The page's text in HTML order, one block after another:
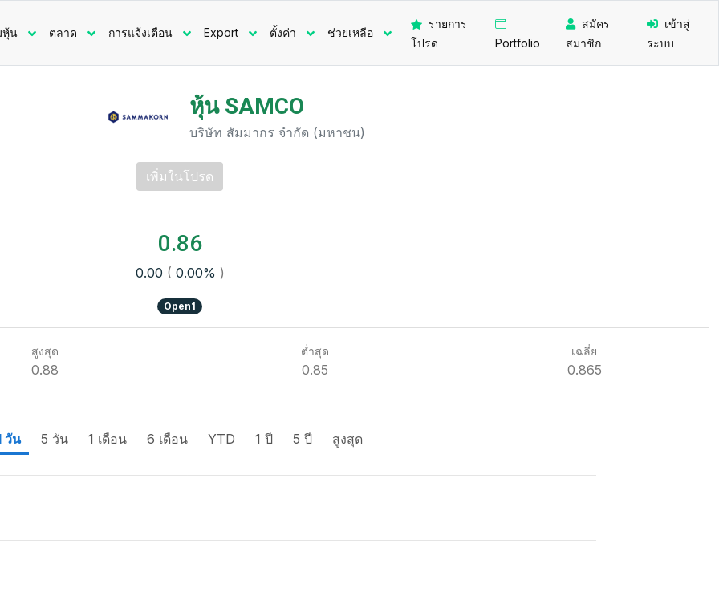
หุ้น ตลาด การแจ้งเตือน Export ตั้งค่า ช่วยเหลือ
รายการ
โปรด
Portfolio
สมัคร
สมาชิก
เข้าสู่
ระบบ
หุ้น SAMCO
บริษัท สัมมากร จำกัด (มหาชน)
เพิ่มในโปรด
0.86
0.00 ( 0.00% )
Open1
สูงสุด
0.88
ต่ำสุด
0.85
เฉลี่ย
0.865
วัน 5 วัน 1 เดือน 6 เดือน YTD 1 ปี 5 ปี สูงสุด